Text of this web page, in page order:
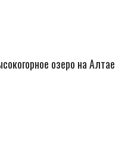
озеро на Алтае